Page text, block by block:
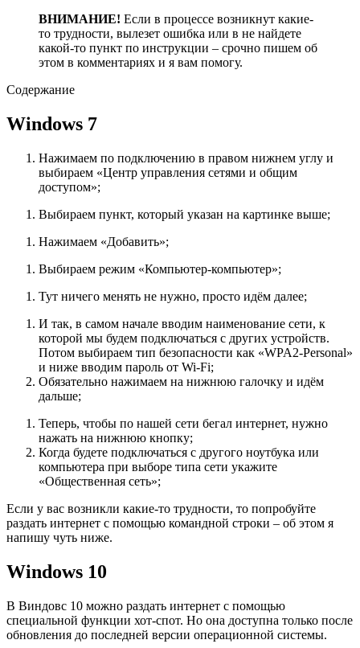
ВНИМАНИЕ! Если в процессе возникнут какие-
то трудности, вылезет ошибка или в не найдете
какой-то пункт по инструкции – срочно пишем об
этом в комментариях и я вам помогу.
Содержание
Windows 7
Нажимаем по подключению в правом нижнем углу и
выбираем «Центр управления сетями и общим
доступом»;
Выбираем пункт, который указан на картинке выше;
Нажимаем «Добавить»;
Выбираем режим «Компьютер-компьютер»;
Тут ничего менять не нужно, просто идём далее;
И так, в самом начале вводим наименование сети, к
которой мы будем подключаться с других устройств.
Потом выбираем тип безопасности как «WPA2-Personal»
и ниже вводим пароль от Wi-Fi;
Обязательно нажимаем на нижнюю галочку и идём
дальше;
Теперь, чтобы по нашей сети бегал интернет, нужно
нажать на нижнюю кнопку;
Когда будете подключаться с другого ноутбука или
компьютера при выборе типа сети укажите
«Общественная сеть»;
Если у вас возникли какие-то трудности, то попробуйте
раздать интернет с помощью командной строки – об этом я
напишу чуть ниже.
Windows 10
В Виндовс 10 можно раздать интернет с помощью
специальной функции хот-спот. Но она доступна только после
обновления до последней версии операционной системы.